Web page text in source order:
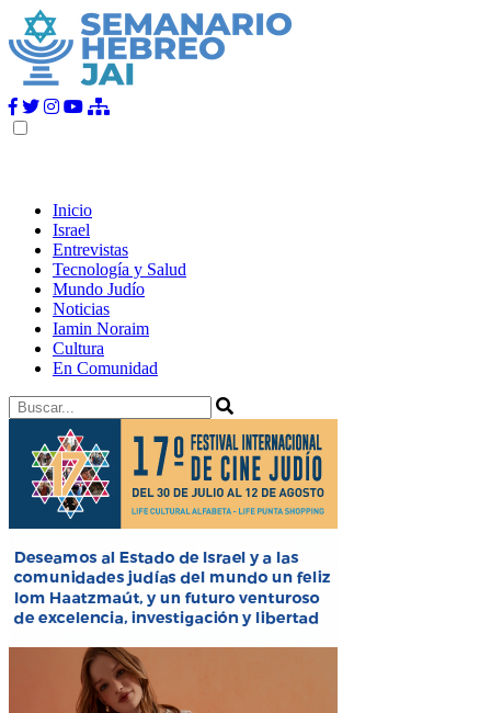
Inicio
Israel
Entrevistas
Tecnología y Salud
Mundo Judío
Noticias
Iamin Noraim
Cultura
En Comunidad